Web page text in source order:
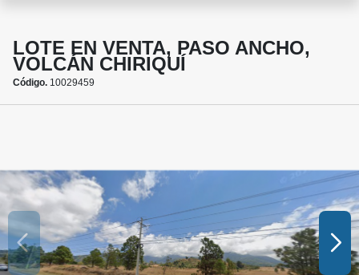
LOTE EN VENTA, PASO ANCHO,
VOLCÁN CHIRIQUÍ
Código. 10029459